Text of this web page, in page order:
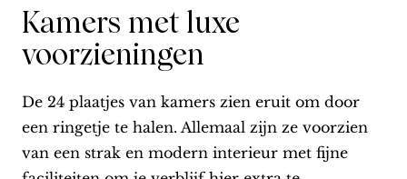
Kamers met luxe
voorzieningen
De 24 plaatjes van kamers zien eruit om door
een ringetje te halen. Allemaal zijn ze voorzien
van een strak en modern interieur met fijne